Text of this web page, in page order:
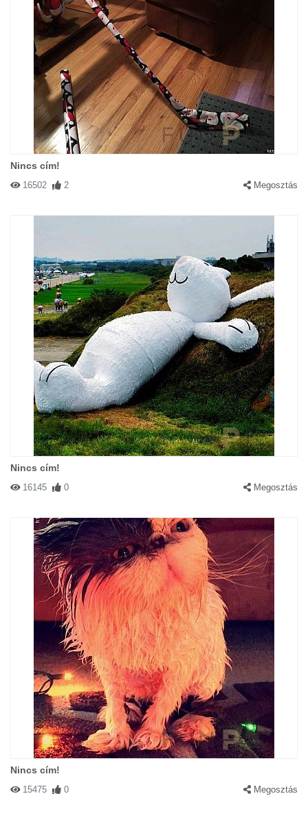
Nincs cím!
16502 2 Megosztás
Nincs cím!
16145 0 Megosztás
Nincs cím!
15475 0 Megosztás